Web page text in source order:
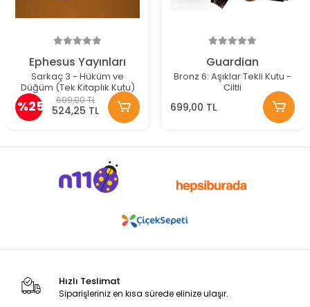
Ephesus Yayınları
Sarkaç 3 - Hüküm ve
Düğüm (Tek Kitaplık Kutu)
%25 699,00 TL
524,25 TL
Guardian
Bronz 6: Aşıklar Tekli Kutu -
Ciltli
699,00 TL
Hızlı Teslimat
Siparişleriniz en kısa sürede elinize ulaşır.